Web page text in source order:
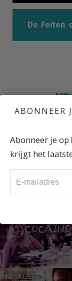
De Feiten
ABONNEER
Abonneer je op
krijgt het